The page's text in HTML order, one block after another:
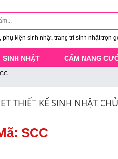
kiện sinh nhật, trang trí sinh nhật trọn
SINH NHẬT CẨM NANG
THIẾT KẾ SINH NHẬT
SCC